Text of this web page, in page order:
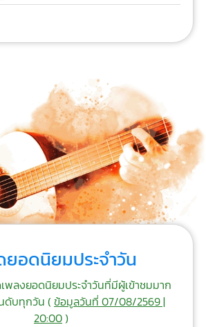
อดนิยมประจำวัน
พลงยอดนิยมประจำวันที่มีผู้เข้าชมมาก
ดับทุกวัน (ข้อมูลวันที่ 07/08/2569 |
20:00)